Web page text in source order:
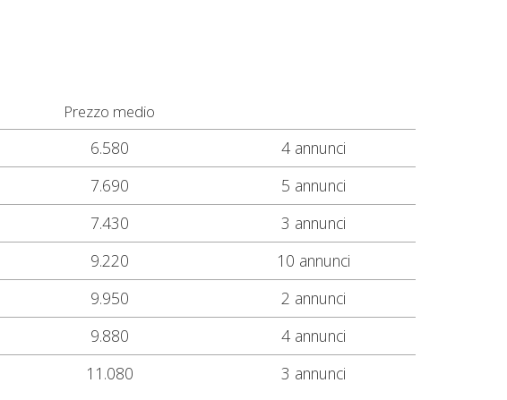
Prezzo medio
6.580
4 annunci
7.690
5 annunci
7.430
3 annunci
9.220
10 annunci
9.950
2 annunci
9.880
4 annunci
11.080 3 annunci